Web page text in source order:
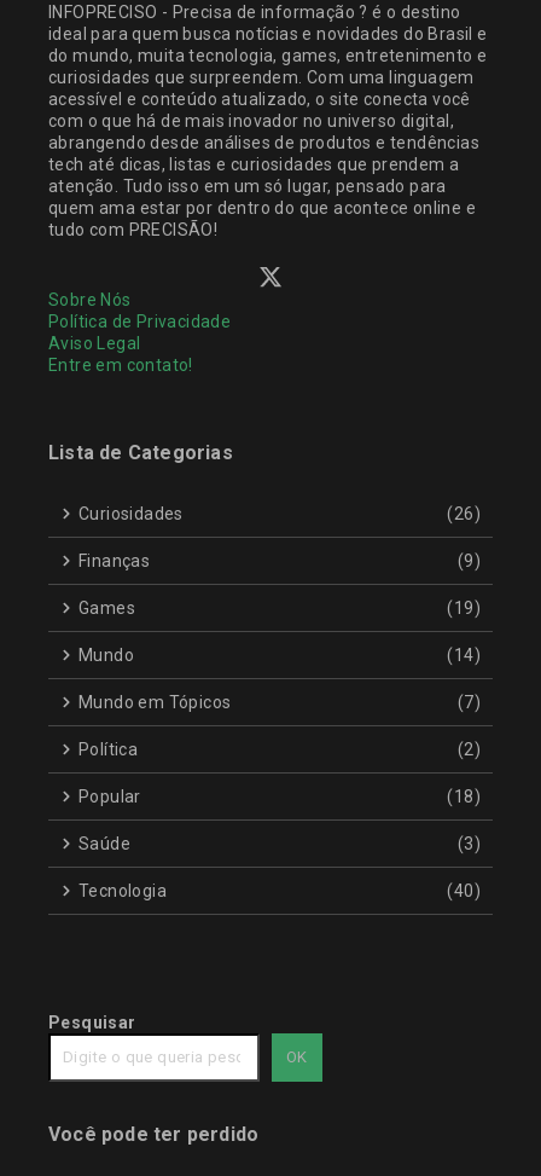
INFOPRECISO - Precisa de informação ? é o destino
ideal para quem busca notícias e novidades do Brasil e
do mundo, muita tecnologia, games, entretenimento e
curiosidades que surpreendem. Com uma linguagem
acessível e conteúdo atualizado, o site conecta você
com o que há de mais inovador no universo digital,
abrangendo desde análises de produtos e tendências
tech até dicas, listas e curiosidades que prendem a
atenção. Tudo isso em um só lugar, pensado para
quem ama estar por dentro do que acontece online e
tudo com PRECISÃO!
Sobre Nós
Política de Privacidade
Aviso Legal
Entre em contato!
Lista de Categorias
Curiosidades (26)
Finanças (9)
Games (19)
Mundo (14)
Mundo em Tópicos (7)
Política (2)
Popular (18)
Saúde (3)
Tecnologia (40)
Pesquisar
OK
Você pode ter perdido